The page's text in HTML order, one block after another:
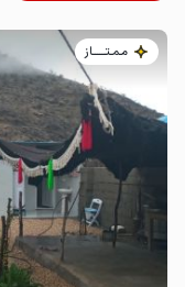
مـمـتــــــاز